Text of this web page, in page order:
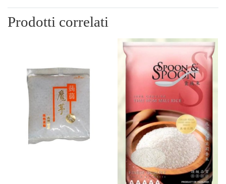
Prodotti correlati